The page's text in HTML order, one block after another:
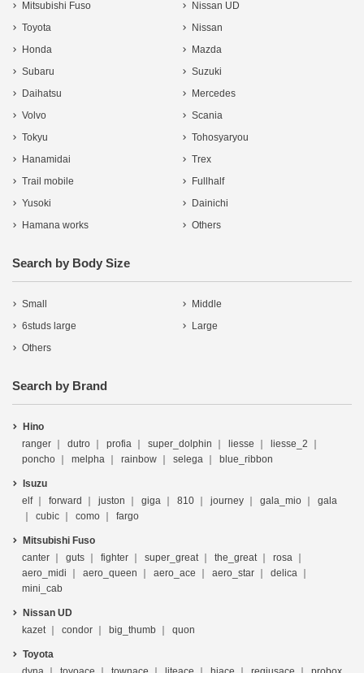
Mitsubishi Fuso
Nissan UD
Toyota
Nissan
Honda
Mazda
Subaru
Suzuki
Daihatsu
Mercedes
Volvo
Scania
Tokyu
Tohosyaryou
Hanamidai
Trex
Trail mobile
Fullhalf
Yusoki
Dainichi
Hamana works
Others
Search by Body Size
Small
Middle
6studs large
Large
Others
Search by Brand
Hino
ranger
dutro profia super_dolphin liesse
liesse_2
poncho
melpha rainbow selega blue_ribbon
Isuzu
elf
forward juston giga 810 journey gala_mio
gala
cubic
como fargo
Mitsubishi Fuso
canter
guts fighter super_great the_great
rosa
aero_midi
aero_queen aero_ace aero_star
delica
mini_cab
Nissan UD
kazet
condor big_thumb quon
Toyota